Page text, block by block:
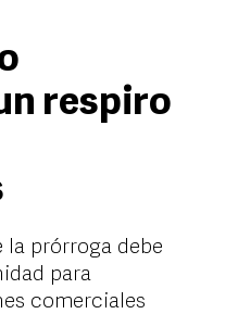
respiro
la prórroga debe
para
comerciales